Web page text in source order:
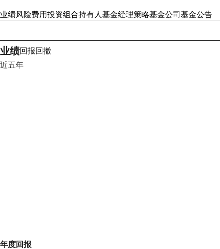
业绩风险费用投资组合持有人基金经理策略基金公司基金公告
业绩回报回撤
近五年
年度回报